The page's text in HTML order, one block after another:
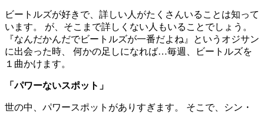
ビートルズが好きで、詳しい人がたくさんいることは知って
います。 が、そこまで詳しくない人もいることでしょう。
『なんだかんだでビートルズが一番だよね』というオジサン
に出会った時、 何かの足しになれば…毎週、ビートルズを
１曲かけます。
「パワーないスポット」
世の中、パワースポットがありすぎます。 そこで、シン・